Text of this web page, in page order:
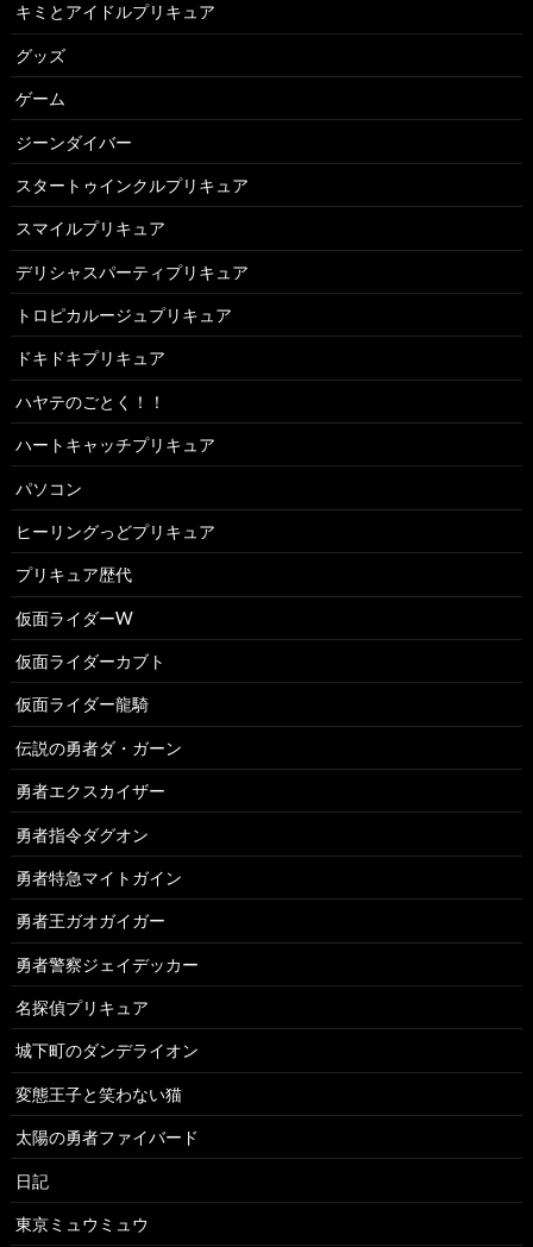
キミとアイドルプリキュア
グッズ
ゲーム
ジーンダイバー
スタートゥインクルプリキュア
スマイルプリキュア
デリシャスパーティプリキュア
トロピカルージュプリキュア
ドキドキプリキュア
ハヤテのごとく！！
ハートキャッチプリキュア
パソコン
ヒーリングっどプリキュア
プリキュア歴代
仮面ライダーW
仮面ライダーカブト
仮面ライダー龍騎
伝説の勇者ダ・ガーン
勇者エクスカイザー
勇者指令ダグオン
勇者特急マイトガイン
勇者王ガオガイガー
勇者警察ジェイデッカー
名探偵プリキュア
城下町のダンデライオン
変態王子と笑わない猫
太陽の勇者ファイバード
日記
東京ミュウミュウ